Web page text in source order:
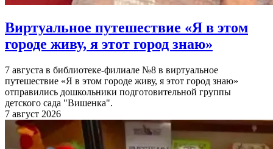
Виртуальное путешествие «Я в этом
городе живу, я этот город знаю»
7 августа в библиотеке-филиале №8 в виртуальное
путешествие «Я в этом городе живу, я этот город знаю»
отправились дошкольники подготовительной группы
детского сада "Вишенка".
7 август 2026